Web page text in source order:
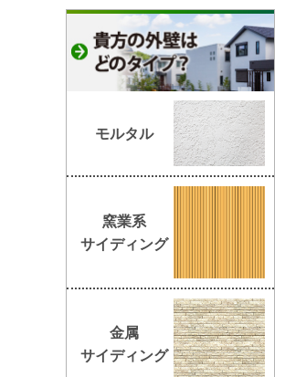
モルタル
窯業系
サイディング
金属
サイディング